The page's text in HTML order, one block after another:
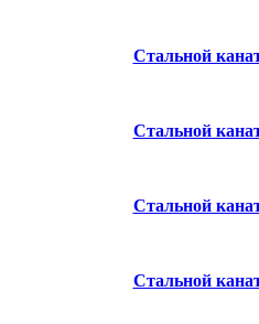
Стальной
Стальной
Стальной
Стальной